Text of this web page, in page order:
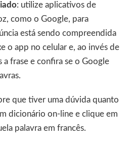
: utilize aplicativos de
como o Google, para
está sendo compreendida
o app no celular e, ao invés de
a frase e confira se o Google
que tiver uma dúvida quanto
dicionário on-line e clique em
palavra em francês.